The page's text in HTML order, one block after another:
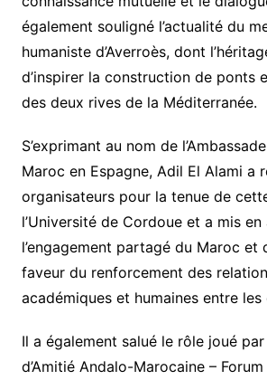
également souligné l’actualité du
humaniste d’Averroès, dont
d’inspirer la construction de ponts
des deux rives de la Méditerranée.
S’exprimant au nom de
Maroc en Espagne, Adil El Alami a
organisateurs pour la tenue de
l’Université de Cordoue et a mis en
l’engagement partagé du Maroc et
faveur du renforcement des
académiques et humaines entre les
Il a également salué le rôle joué par
d’Amitié Andalo-Marocaine –